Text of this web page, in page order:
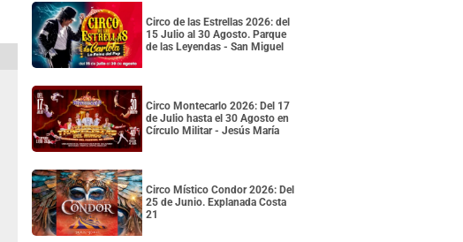
Circo de las Estrellas 2026: del
15 Julio al 30 Agosto. Parque
de las Leyendas - San Miguel
Circo Montecarlo 2026: Del 17
de Julio hasta el 30 Agosto en
Círculo Militar - Jesús María
Circo Místico Condor 2026: Del
25 de Junio. Explanada Costa
21